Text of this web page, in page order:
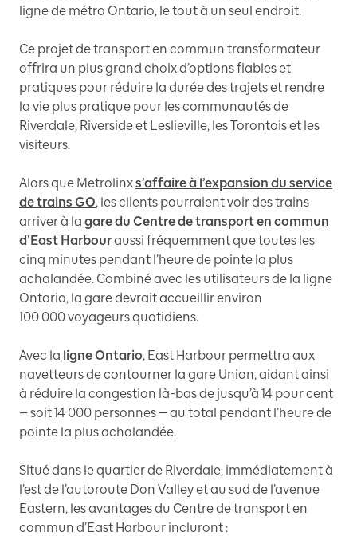
ligne de métro Ontario, le tout à un seul endroit.
Ce projet de transport en commun transformateur
offrira un plus grand choix d’options fiables et
pratiques pour réduire la durée des trajets et rendre
la vie plus pratique pour les communautés de
Riverdale, Riverside et Leslieville, les Torontois et les
visiteurs.
Alors que Metrolinxs’affaire à l’expansion du service
de trains GO, les clients pourraient voir des trains
arriver à la gare du Centre de transport en commun
d’East Harbouraussi fréquemment que toutes les
cinq minutes pendant l’heure de pointe la plus
achalandée. Combiné avec les utilisateurs de la ligne
Ontario, la gare devrait accueillir environ
100 000 voyageurs quotidiens.
Avec la ligne Ontario, East Harbour permettra aux
navetteurs de contourner la gare Union, aidant ainsi
à réduire la congestion là-bas de jusqu’à 14 pour cent
— soit 14 000 personnes — au total pendant l’heure de
pointe la plus achalandée.
Situé dans le quartier de Riverdale, immédiatement à
l’est de l’autoroute Don Valley et au sud de l’avenue
Eastern, les avantages du Centre de transport en
commun d’East Harbour incluront :